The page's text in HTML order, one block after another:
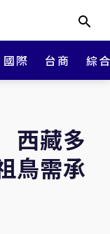
國際 台商 綜
西藏多
鳥需承